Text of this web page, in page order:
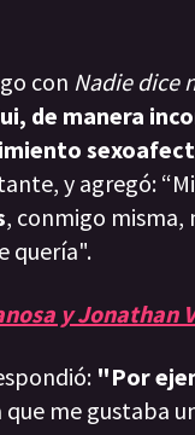
con Nadie dice
de manera
y agregó:
, conmigo misma,
quería".
y Jonathan
"Por
me gustaba